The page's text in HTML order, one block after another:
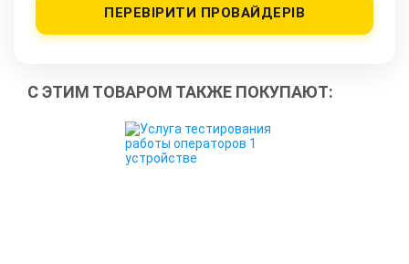
ПЕРЕВІРИТИ ПРОВАЙДЕРІВ
С ЭТИМ ТОВАРОМ ТАКЖЕ ПОКУПАЮТ: